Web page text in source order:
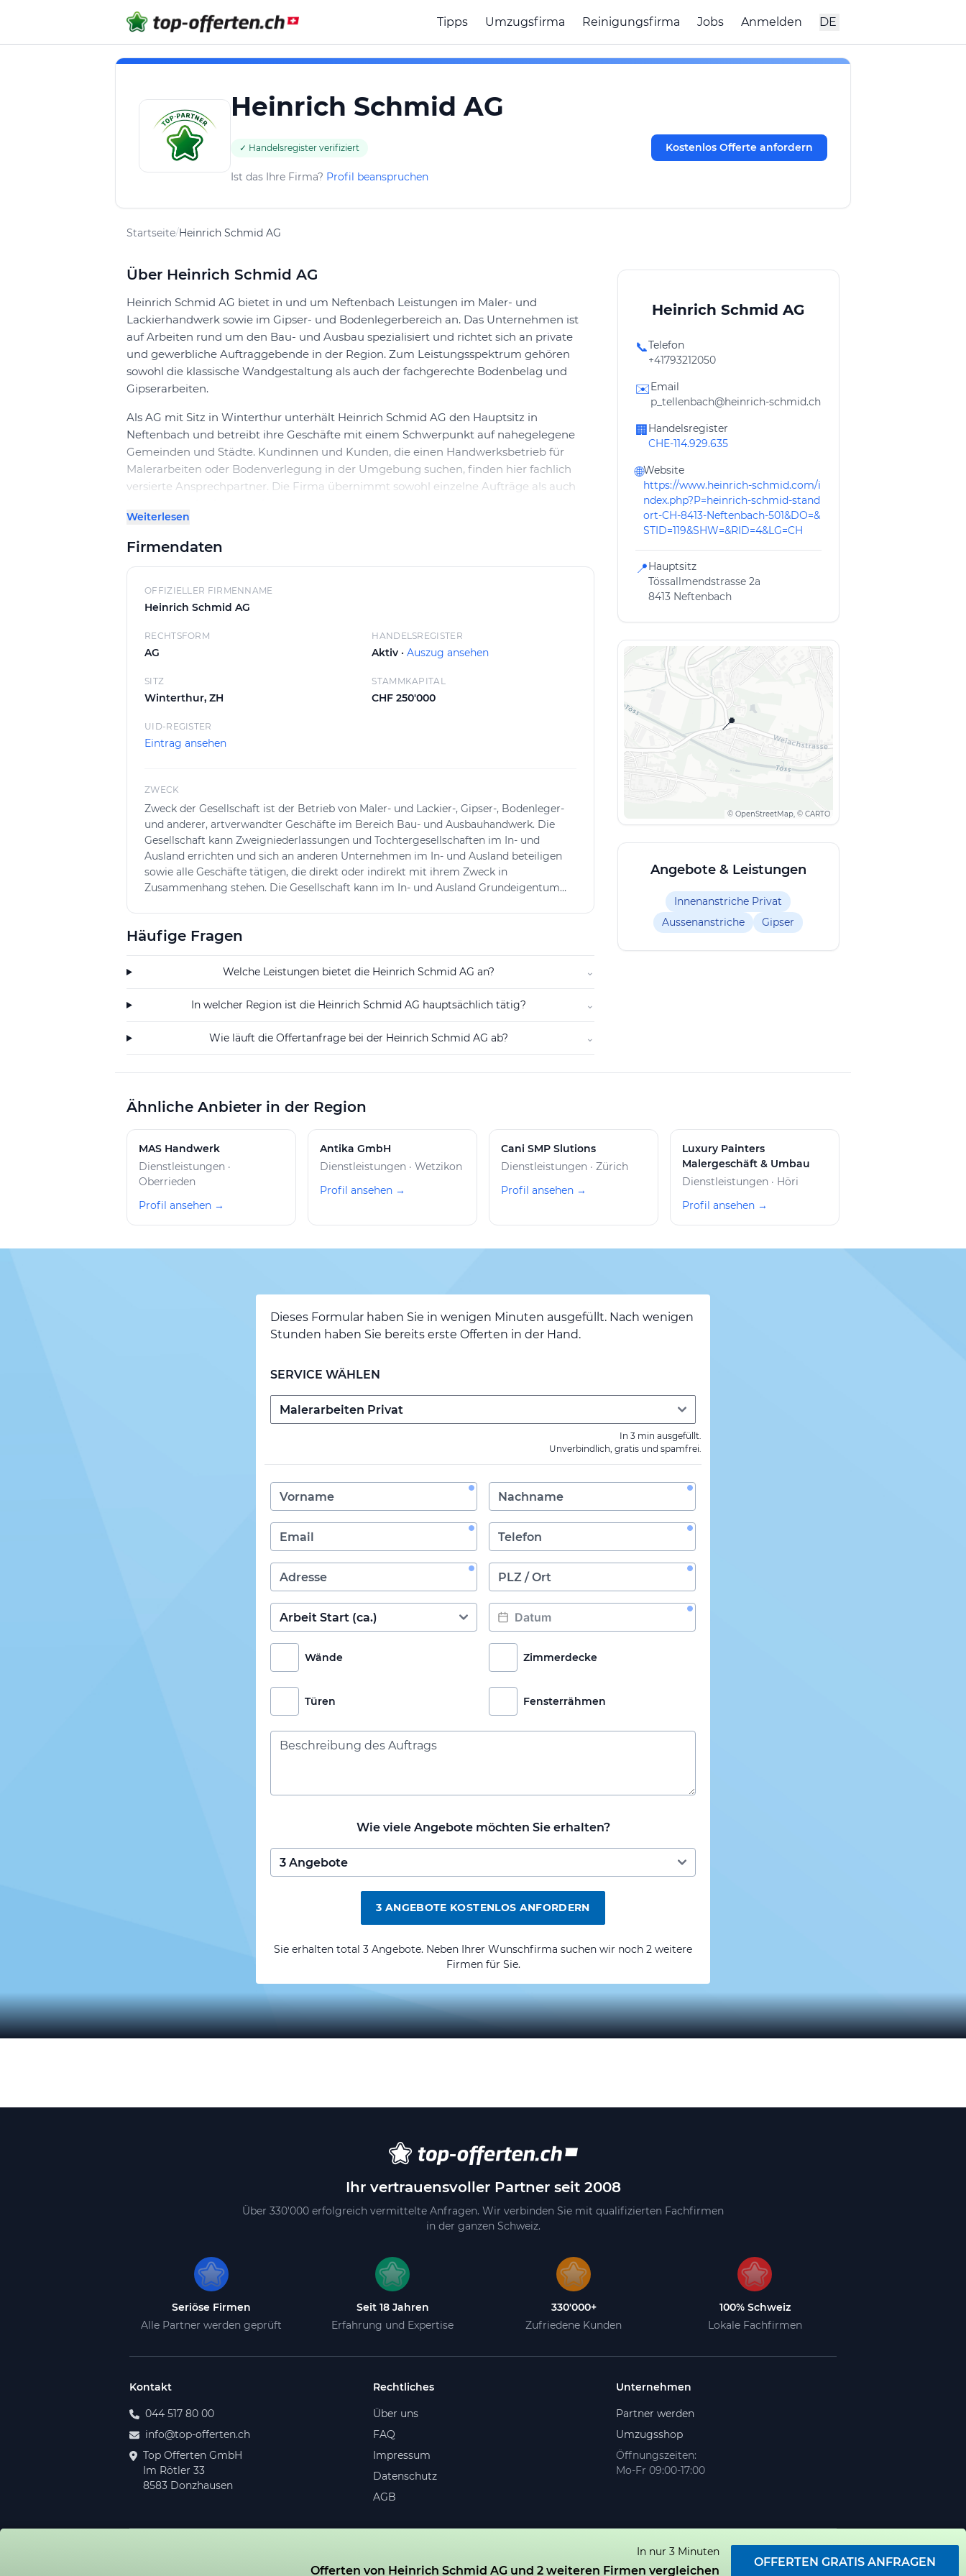
Tipps Umzugsfirma Reinigungsfirma Jobs Anmelden DE
Heinrich Schmid AG
✓ Handelsregister verifiziert Kostenlos Offerte anfordern
Ist das Ihre Firma? Profil beanspruchen
Startseite/Heinrich Schmid AG
Über Heinrich Schmid AG
Heinrich Schmid AG bietet in und um Neftenbach Leistungen im Maler- und
Lackierhandwerk sowie im Gipser- und Bodenlegerbereich an. Das Unternehmen ist
auf Arbeiten rund um den Bau- und Ausbau spezialisiert und richtet sich an private
und gewerbliche Auftraggebende in der Region. Zum Leistungsspektrum gehören
sowohl die klassische Wandgestaltung als auch der fachgerechte Bodenbelag und
Gipserarbeiten.
Als AG mit Sitz in Winterthur unterhält Heinrich Schmid AG den Hauptsitz in
Neftenbach und betreibt ihre Geschäfte mit einem Schwerpunkt auf nahegelegene
Gemeinden und Städte. Kundinnen und Kunden, die einen Handwerksbetrieb für
Malerarbeiten oder Bodenverlegung in der Umgebung suchen, finden hier fachlich
versierte Ansprechpartner. Die Firma übernimmt sowohl einzelne Aufträge als auch
individuelle Offerte erhalten, die auf die jeweiligen Bauvorhaben abgestimmt ist. Von
der Erstberatung bis zur Projektausführung begleitet das Team die Kunden durch den
gesamten Prozess. Die Gesellschaft ist zudem befugt, im In- und Ausland
Zweigniederlassungen zu gründen und entsprechende Beteiligungen einzugehen,
Weiterlesen
Firmendaten
OFFIZIELLER FIRMENNAME
Heinrich Schmid AG
RECHTSFORM
AG
HANDELSREGISTER
Aktiv ·Auszug ansehen
SITZ
Winterthur, ZH
STAMMKAPITAL
CHF 250'000
UID-REGISTER
Eintrag ansehen
ZWECK
Zweck der Gesellschaft ist der Betrieb von Maler- und Lackier-, Gipser-, Bodenleger-
und anderer, artverwandter Geschäfte im Bereich Bau- und Ausbauhandwerk. Die
Gesellschaft kann Zweigniederlassungen und Tochtergesellschaften im In- und
Ausland errichten und sich an anderen Unternehmen im In- und Ausland beteiligen
sowie alle Geschäfte tätigen, die direkt oder indirekt mit ihrem Zweck in
Zusammenhang stehen. Die Gesellschaft kann im In- und Ausland Grundeigentum
Garantien und Bürgschaften für Tochtergesellschaften und Dritte eingehen. Sie kann
dritte natürliche und juristische Personen erbringen, auch wenn diese in deren
Häufige Fragen
Welche Leistungen bietet die Heinrich Schmid AG an? ⌄
In welcher Region ist die Heinrich Schmid AG hauptsächlich tätig? ⌄
Wie läuft die Offertanfrage bei der Heinrich Schmid AG ab? ⌄
Heinrich Schmid AG
📞Telefon
+41793212050
✉️Email
p_tellenbach@heinrich-schmid.ch
🏢 Handelsregister
CHE-114.929.635
🌐Website
https://www.heinrich-schmid.com/i
ndex.php?P=heinrich-schmid-stand
ort-CH-8413-Neftenbach-501&DO=&
STID=119&SHW=&RID=4&LG=CH
📍Hauptsitz
Tössallmendstrasse 2a
8413 Neftenbach
📍
© OpenStreetMap, © CARTO
Angebote & Leistungen
Innenanstriche Privat
Aussenanstriche
Gipser
Ähnliche Anbieter in der Region
MAS Handwerk
Dienstleistungen ·
Oberrieden
Profil ansehen →
Antika GmbH
Dienstleistungen · Wetzikon
Profil ansehen →
Cani SMP Slutions
Dienstleistungen · Zürich
Profil ansehen →
Luxury Painters
Malergeschäft & Umbau
Dienstleistungen · Höri
Profil ansehen →
Dieses Formular haben Sie in wenigen Minuten ausgefüllt. Nach wenigen
Stunden haben Sie bereits erste Offerten in der Hand.
SERVICE WÄHLEN
In 3 min ausgefüllt.
Unverbindlich, gratis und spamfrei.
Wände Zimmerdecke
Türen Fensterrähmen
Wie viele Angebote möchten Sie erhalten?
3 ANGEBOTE KOSTENLOS ANFORDERN
Sie erhalten total 3 Angebote. Neben Ihrer Wunschfirma suchen wir noch 2 weitere
Firmen für Sie.
In nur 3 Minuten
Offerten von Heinrich Schmid AG und 2 weiteren Firmen vergleichen
OFFERTEN GRATIS ANFRAGEN
Ihr vertrauensvoller Partner seit 2008
Über 330'000 erfolgreich vermittelte Anfragen. Wir verbinden Sie mit qualifizierten Fachfirmen
in der ganzen Schweiz.
Seriöse Firmen
Alle Partner werden geprüft
Seit 18 Jahren
Erfahrung und Expertise
330'000+
Zufriedene Kunden
100% Schweiz
Lokale Fachfirmen
Kontakt
044 517 80 00
info@top-offerten.ch
Top Offerten GmbH
Im Rötler 33
8583 Donzhausen
Rechtliches
Über uns
FAQ
Impressum
Datenschutz
AGB
Unternehmen
Partner werden
Umzugsshop
Öffnungszeiten:
Mo-Fr 09:00-17:00